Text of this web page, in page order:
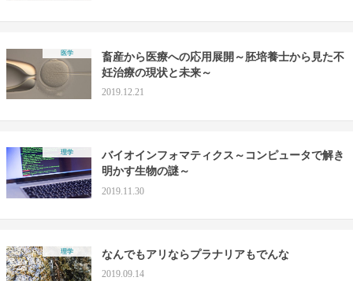
医学
畜産から医療への応用展開～胚培養士から見た不
妊治療の現状と未来～
2019.12.21
理学
バイオインフォマティクス～コンピュータで解き
明かす生物の謎～
2019.11.30
理学 なんでもアリならプラナリアもでんな
2019.09.14